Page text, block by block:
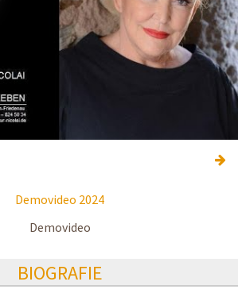
Demovideo 2024
Demovideo
BIOGRAFIE